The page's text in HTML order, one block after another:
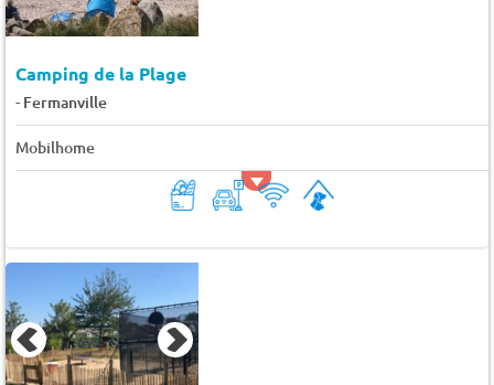
Camping de la Plage
- Fermanville
Mobilhome